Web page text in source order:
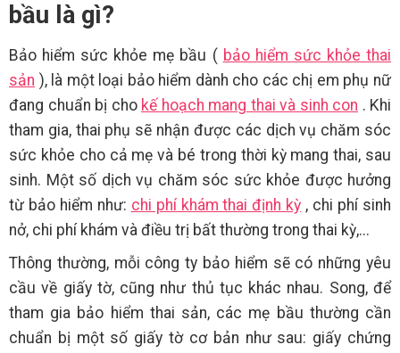
bầu là gì?
Bảo hiểm sức khỏe mẹ bầu ( bảo hiểm sức khỏe thai
sản ), là một loại bảo hiểm dành cho các chị em phụ nữ
đang chuẩn bị cho kế hoạch mang thai và sinh con . Khi
tham gia, thai phụ sẽ nhận được các dịch vụ chăm sóc
sức khỏe cho cả mẹ và bé trong thời kỳ mang thai, sau
sinh. Một số dịch vụ chăm sóc sức khỏe được hưởng
từ bảo hiểm như: chi phí khám thai định kỳ , chi phí sinh
nở, chi phí khám và điều trị bất thường trong thai kỳ,...
Thông thường, mỗi công ty bảo hiểm sẽ có những yêu
cầu về giấy tờ, cũng như thủ tục khác nhau. Song, để
tham gia bảo hiểm thai sản, các mẹ bầu thường cần
chuẩn bị một số giấy tờ cơ bản như sau: giấy chứng